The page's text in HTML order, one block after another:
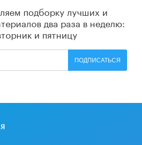
подборку лучших и
два раза в неделю:
и пятницу
ПОДПИСАТЬСЯ